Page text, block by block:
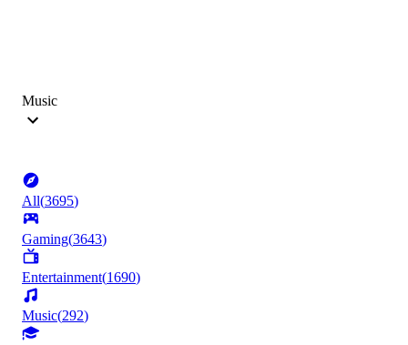
Music
All(3695)
Gaming(3643)
Entertainment(1690)
Music(292)